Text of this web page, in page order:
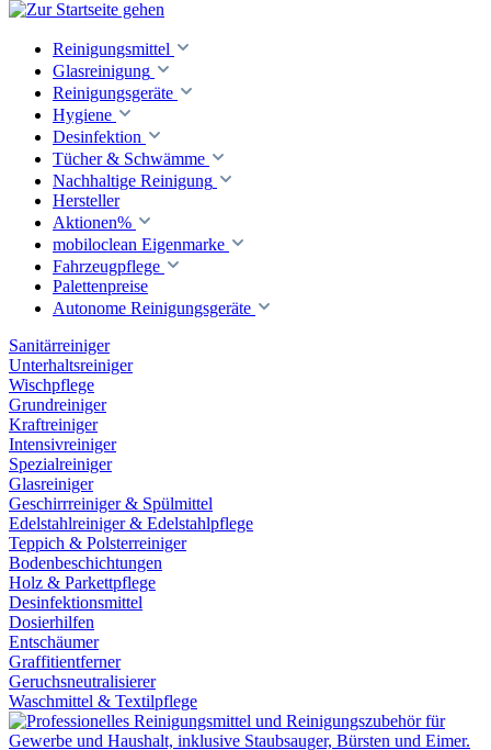
Reinigungsmittel
Glasreinigung
Reinigungsgeräte
Hygiene
Desinfektion
Tücher & Schwämme
Nachhaltige Reinigung
Hersteller
Aktionen%
mobiloclean Eigenmarke
Fahrzeugpflege
Palettenpreise
Autonome Reinigungsgeräte
Sanitärreiniger
Unterhaltsreiniger
Wischpflege
Grundreiniger
Kraftreiniger
Intensivreiniger
Spezialreiniger
Glasreiniger
Geschirrreiniger & Spülmittel
Edelstahlreiniger & Edelstahlpflege
Teppich & Polsterreiniger
Bodenbeschichtungen
Holz & Parkettpflege
Desinfektionsmittel
Dosierhilfen
Entschäumer
Graffitientferner
Geruchsneutralisierer
Waschmittel & Textilpflege